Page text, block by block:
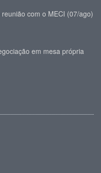
com o MECI (07/ago)
em mesa própria